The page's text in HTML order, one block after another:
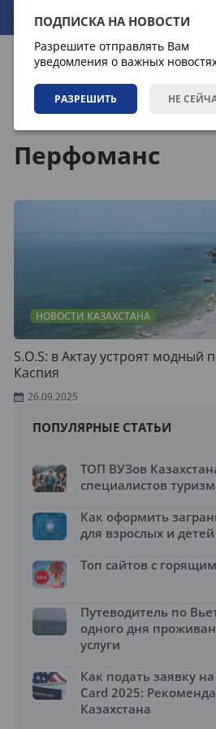
ПОДПИСКА НА НОВОСТИ
Разрешите отправлять Вам
уведомления о важных
РАЗРЕШИТЬ НЕ
07.08.2026 18:54:31
Перфоманс
НОВОСТИ КАЗАХСТАНА
S.O.S: в Актау устроят
Каспия
26.09.2025
ПОПУЛЯРНЫЕ СТАТЬИ
ТОП ВУЗов
специалистов
Как оформить
для взрослых и детей
Топ сайтов с
Путеводитель по
одного дня
услуги
Как подать заявку
Card 2025:
Казахстана